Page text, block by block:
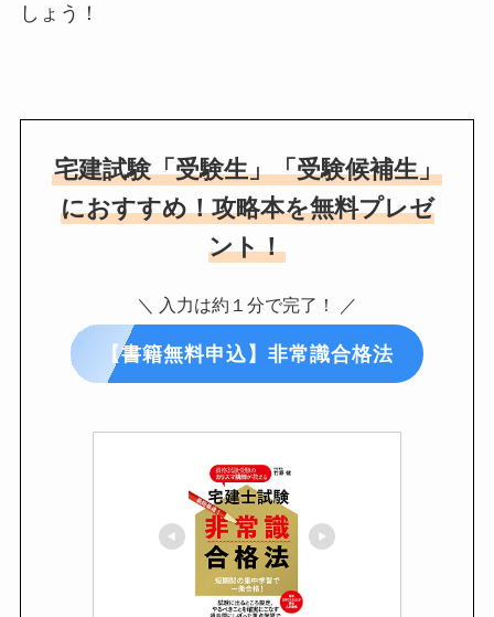
しょう！
宅建試験「受験生」「受験候補生」
におすすめ！攻略本を無料プレゼ
ント！
＼ 入力は約１分で完了！ ／
【書籍無料申込】非常識合格法